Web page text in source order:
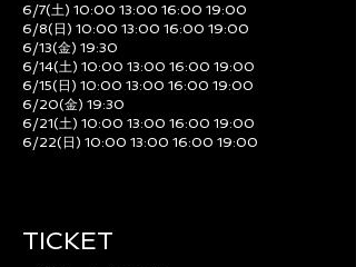
6/7(土) 10:00 13:00 16:00 19:00
6/8(日) 10:00 13:00 16:00 19:00
6/13(金) 19:30
6/14(土) 10:00 13:00 16:00 19:00
6/15(日) 10:00 13:00 16:00 19:00
6/20(金) 19:30
6/21(土) 10:00 13:00 16:00 19:00
6/22(日) 10:00 13:00 16:00 19:00
TICKET